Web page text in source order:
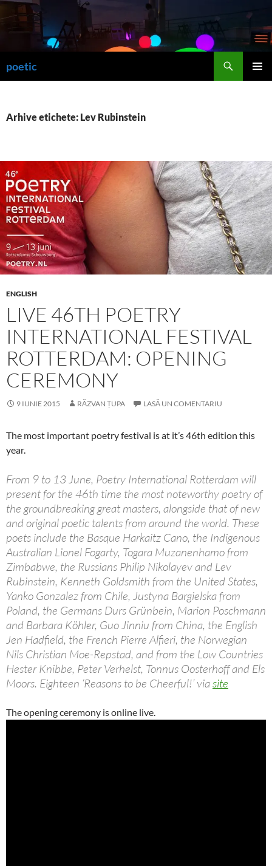
la
poetic
Arhive etichete: Lev Rubinstein
ENGLISH
LIVE 46TH POETRY
INTERNATIONAL FESTIVAL
ROTTERDAM: OPENING
CEREMONY
9 IUNIE 2015 RĂZVAN ȚUPA LASĂ UN COMENTARIU
The most important poetry festival is at it’s 46th edition this
year.
From 9 to 13 June, Poetry International Rotterdam will
present for the 46th time the most noteworthy poetry of
the groundbreaking great masters, alongside that of new
and original poetic talents from around the world. These
poets include the Basque Harkaitz Cano, the Indigenous
Australian Lionel Fogarty, Togara Muzanenhamo from
Zimbabwe, the Russians Philip Nikolayev and Lev
Rubinstein, Kenneth Goldsmith from the United States,
Yanko Gonzalez from Chile, Justyna Bargielska from
Poland, the Germans Durs Grünbein, Marion Poschmann
and Barbara Köhler, Guo Jinniu from China, the English
Jen Hadfield, the French Pierre Alfieri, the Norwegian
Nils Christian Moe-Repstad, and from the Low Countries
Hester Knibbe, Peter Verhelst, Tonnus Oosterhoff and Els
Moors. Eighteen ‘Reasons to be Cheerful!’ viasite
The opening ceremony is online live.